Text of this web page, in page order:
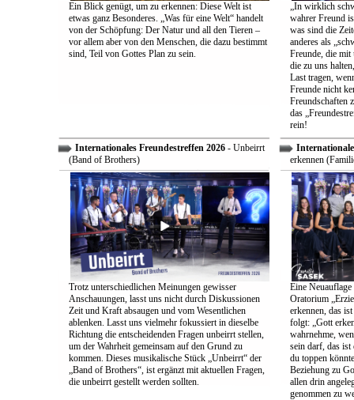
Ein Blick genügt, um zu erkennen: Diese Welt ist
etwas ganz Besonderes. „Was für eine Welt“ handelt
von der Schöpfung: Der Natur und all den Tieren –
vor allem aber von den Menschen, die dazu bestimmt
sind, Teil von Gottes Plan zu sein.
„In wirklich
wahrer Freund
was sind die
anderes als
Freunde, die mit
die zu uns
Last tragen,
Freunde nicht
Freundschaften
das
rein!
Internationales Freundestreffen 2026- Unbeirrt
(Band of Brothers)
Trotz unterschiedlichen Meinungen gewisser
Anschauungen, lasst uns nicht durch Diskussionen
Zeit und Kraft absaugen und vom Wesentlichen
ablenken. Lasst uns vielmehr fokussiert in dieselbe
Richtung die entscheidenden Fragen unbeirrt stellen,
um der Wahrheit gemeinsam auf den Grund zu
kommen. Dieses musikalische Stück „Unbeirrt“ der
„Band of Brothers“, ist ergänzt mit aktuellen Fragen,
die unbeirrt gestellt werden sollten.
erkennen
Eine Neuauflage
Oratorium
erkennen, das
folgt: „Gott
wahrnehme,
sein darf, das ist
du toppen
Beziehung zu
allen drin
genommen zu